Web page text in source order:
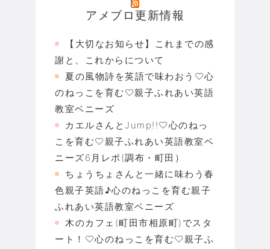
アメブロ更新情報
【大切なお知らせ】これまでの感
謝と、これからについて
夏の風物詩を英語で味わおう♡心
のねっこを育む♡親子ふれあい英語
教室ベニーズ
カエルさんとJump!!♡心のねっ
こを育む♡親子ふれあい英語教室ベ
ニーズ6月レポ(調布・町田）
ちょうちょさんと一緒に味わう春
色親子英語♪心のねっこを育む親子
ふれあい英語教室ベニーズ
木のカフェ(町田市相原町)でスタ
ート！♡心のねっこを育む♡親子ふ